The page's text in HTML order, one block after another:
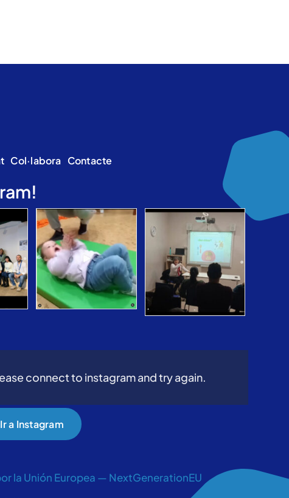
Col·labora Contacte
connect to instagram and try again.
Ir a Instagram
la Unión Europea — NextGenerationEU